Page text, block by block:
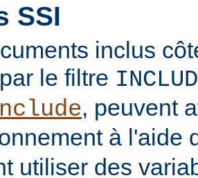
SSI
inclus
le filtre
, peuvent
à l'aide
utiliser des